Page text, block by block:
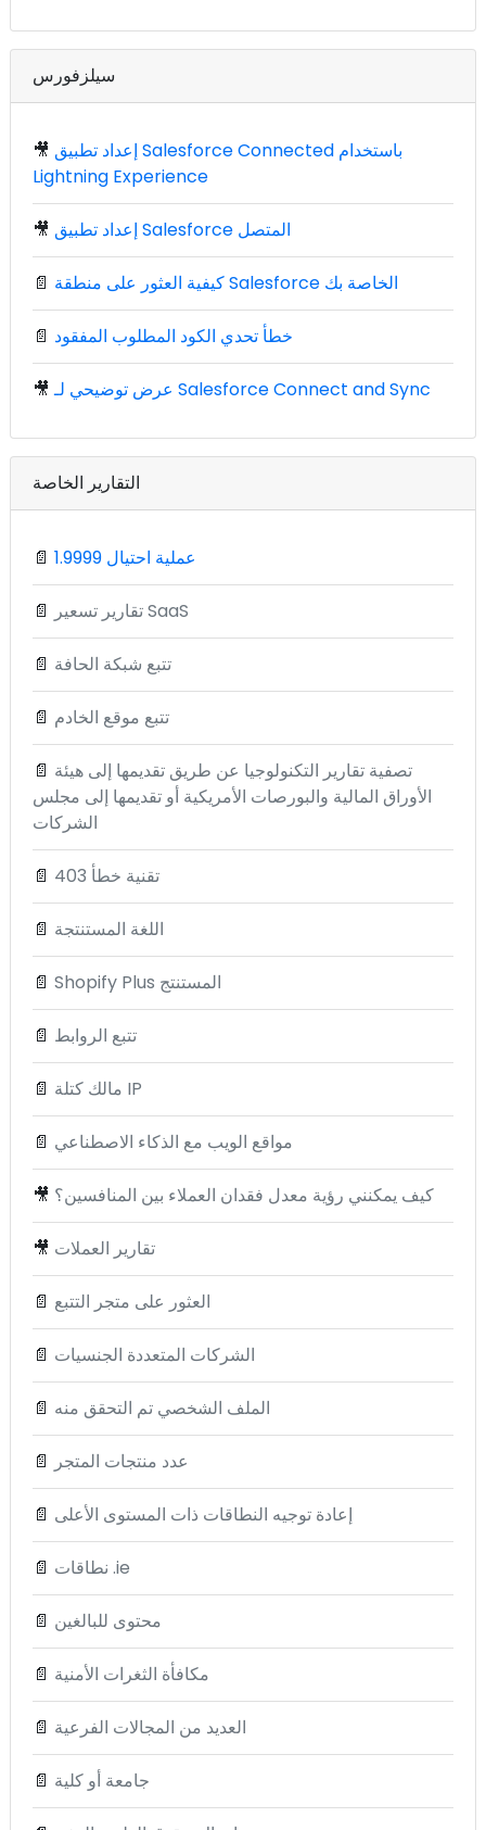
سيلزفورس
🎥 إعداد تطبيق Salesforce Connected باستخدام
Lightning Experience
🎥 إعداد تطبيق Salesforce المتصل
📄 كيفية العثور على منطقة Salesforce الخاصة بك
📄 خطأ تحدي الكود المطلوب المفقود
🎥 عرض توضيحي لـ Salesforce Connect and Sync
التقارير الخاصة
📄 1.9999 عملية احتيال
📄 تقارير تسعير SaaS
📄 تتبع شبكة الحافة
📄 تتبع موقع الخادم
📄 تصفية تقارير التكنولوجيا عن طريق تقديمها إلى هيئة
الأوراق المالية والبورصات الأمريكية أو تقديمها إلى مجلس
الشركات
📄 تقنية خطأ 403
📄 اللغة المستنتجة
📄 Shopify Plus المستنتج
📄 تتبع الروابط
📄 مالك كتلة IP
📄 مواقع الويب مع الذكاء الاصطناعي
🎥 كيف يمكنني رؤية معدل فقدان العملاء بين المنافسين؟
🎥 تقارير العملات
📄 العثور على متجر التتبع
📄 الشركات المتعددة الجنسيات
📄 الملف الشخصي تم التحقق منه
📄 عدد منتجات المتجر
📄 إعادة توجيه النطاقات ذات المستوى الأعلى
📄 نطاقات .ie
📄 محتوى للبالغين
📄 مكافأة الثغرات الأمنية
📄 العديد من المجالات الفرعية
📄 جامعة أو كلية